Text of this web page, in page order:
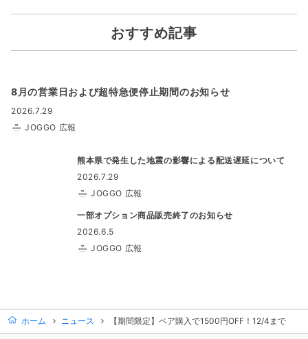
おすすめ記事
8月の営業日および超特急便停止期間のお知らせ
2026.7.29
JOGGO 広報
熊本県で発生した地震の影響による配送遅延について
2026.7.29
JOGGO 広報
一部オプション商品販売終了のお知らせ
2026.6.5
JOGGO 広報
ホーム ニュース 【期間限定】ペア購入で1500円OFF！12/4まで